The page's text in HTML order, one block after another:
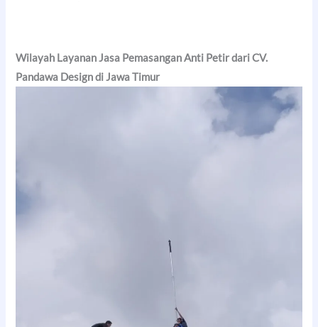
Wilayah Layanan Jasa Pemasangan Anti Petir dari CV.
Pandawa Design di Jawa Timur